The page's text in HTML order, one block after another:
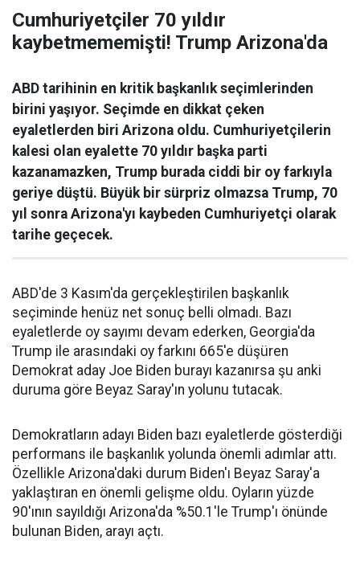
Cumhuriyetçiler 70 yıldır
kaybetmememişti! Trump Arizona'da
ABD tarihinin en kritik başkanlık seçimlerinden
birini yaşıyor. Seçimde en dikkat çeken
eyaletlerden biri Arizona oldu. Cumhuriyetçilerin
kalesi olan eyalette 70 yıldır başka parti
kazanamazken, Trump burada ciddi bir oy farkıyla
geriye düştü. Büyük bir sürpriz olmazsa Trump, 70
yıl sonra Arizona'yı kaybeden Cumhuriyetçi olarak
tarihe geçecek.
ABD'de 3 Kasım'da gerçekleştirilen başkanlık
seçiminde henüz net sonuç belli olmadı. Bazı
eyaletlerde oy sayımı devam ederken, Georgia'da
Trump ile arasındaki oy farkını 665'e düşüren
Demokrat aday Joe Biden burayı kazanırsa şu anki
duruma göre Beyaz Saray'ın yolunu tutacak.
Demokratların adayı Biden bazı eyaletlerde gösterdiği
performans ile başkanlık yolunda önemli adımlar attı.
Özellikle Arizona'daki durum Biden'ı Beyaz Saray'a
yaklaştıran en önemli gelişme oldu. Oyların yüzde
90'ının sayıldığı Arizona'da %50.1'le Trump'ı önünde
bulunan Biden, arayı açtı.